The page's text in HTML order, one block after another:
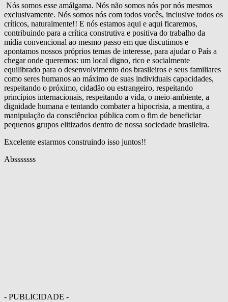
Nós somos esse amálgama. Nós não somos nós por nós mesmos
exclusivamente. Nós somos nós com todos vocês, inclusive todos os
críticos, naturalmente!! E nós estamos aqui e aqui ficaremos,
contribuindo para a crítica construtiva e positiva do trabalho da
mídia convencional ao mesmo passo em que discutimos e
apontamos nossos próprios temas de interesse, para ajudar o País a
chegar onde queremos: um local digno, rico e socialmente
equilibrado para o desenvolvimento dos brasileiros e seus familiares
como seres humanos ao máximo de suas individuais capacidades,
respeitando o próximo, cidadão ou estrangeiro, respeitando
princípios internacionais, respeitando a vida, o meio-ambiente, a
dignidade humana e tentando combater a hipocrisia, a mentira, a
manipulação da consciêncioa pública com o fim de beneficiar
pequenos grupos elitizados dentro de nossa sociedade brasileira.
Excelente estarmos construindo isso juntos!!
Absssssss
- PUBLICIDADE -